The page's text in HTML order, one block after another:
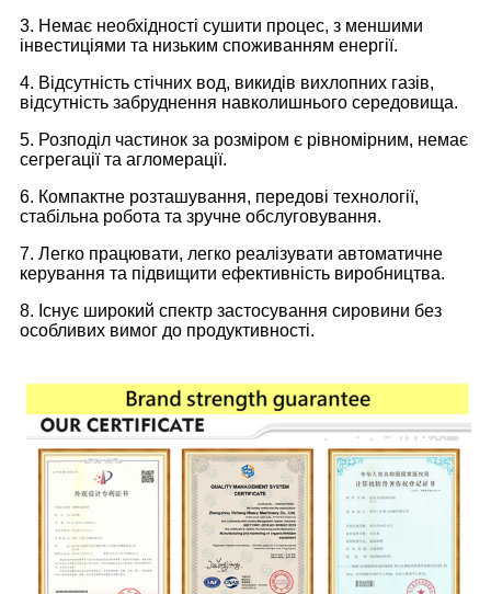
3. Немає необхідності сушити процес, з меншими
інвестиціями та низьким споживанням енергії.
4. Відсутність стічних вод, викидів вихлопних газів,
відсутність забруднення навколишнього середовища.
5. Розподіл частинок за розміром є рівномірним, немає
сегрегації та агломерації.
6. Компактне розташування, передові технології,
стабільна робота та зручне обслуговування.
7. Легко працювати, легко реалізувати автоматичне
керування та підвищити ефективність виробництва.
8. Існує широкий спектр застосування сировини без
особливих вимог до продуктивності.